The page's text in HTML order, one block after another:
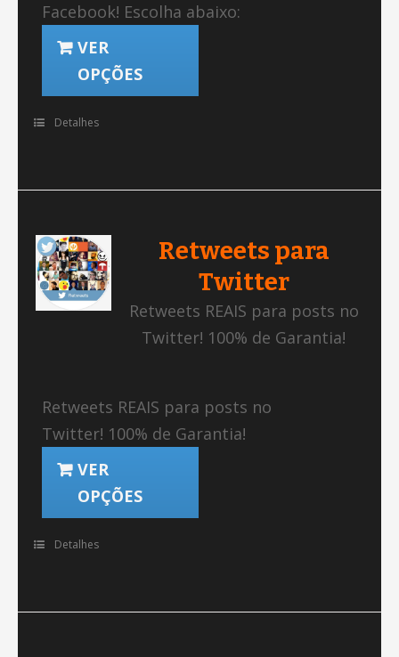
Facebook! Escolha abaixo:
VER
OPÇÕES
Detalhes
Retweets para
Twitter
Retweets REAIS para posts no
Twitter! 100% de Garantia!
Retweets REAIS para posts no
Twitter! 100% de Garantia!
VER
OPÇÕES
Detalhes